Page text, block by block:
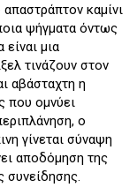
καμίνι
ψήγματα όντως
μια
τινάζουν στον
αβάσταχτη η
που ομνύει
ο
γίνεται σύναψη
αποδόμηση της
συνείδησης.